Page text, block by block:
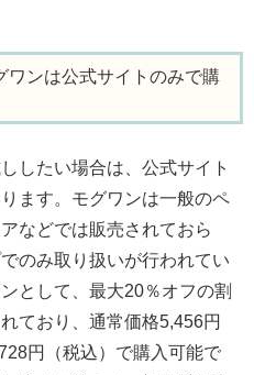
ワンは公式サイトのみで購
したい場合は、公式サイト
ます。モグワンは一般のペ
などでは販売されておら
のみ取り扱いが行われてい
として、最大20％オフの割
ており、通常価格5,456円
円（税込）で購入可能で